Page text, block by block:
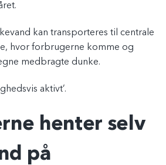
kan transporteres til centrale
hvor forbrugerne komme og
medbragte dunke.
aktivt’.
henter selv
på